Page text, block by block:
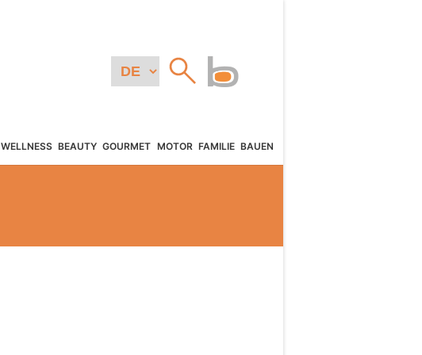
WELLNESS BEAUTY GOURMET MOTOR FAMILIE BAUEN